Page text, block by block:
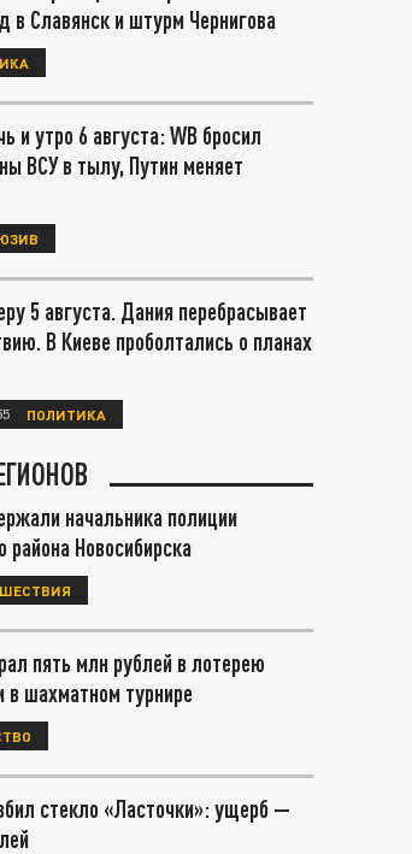
в Славянск и штурм Чернигова
и утро 6 августа: WB бросил
ВСУ в тылу, Путин меняет
5 августа. Дания перебрасывает
В Киеве проболтались о планах
ПОЛИТИКА
начальника полиции
района Новосибирска
пять млн рублей в лотерею
в шахматном турнире
стекло «Ласточки»: ущерб —